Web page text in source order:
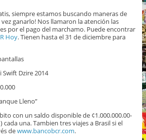
siempre estamos buscando maneras de
ganarlo! Nos llamaron la atención las
por el pago del marchamo. Puede encontrar
Hoy. Tienen hasta el 31 de diciembre para
Swift Dzire 2014
Lleno”
con un saldo disponible de ¢1.000.000.00-
una. Tambien tres viajes a Brasil si el
dewww.bancobcr.com.